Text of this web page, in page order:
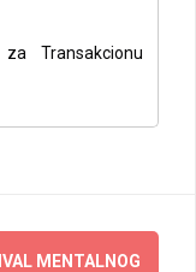
Transakcionu
MENTALNOG